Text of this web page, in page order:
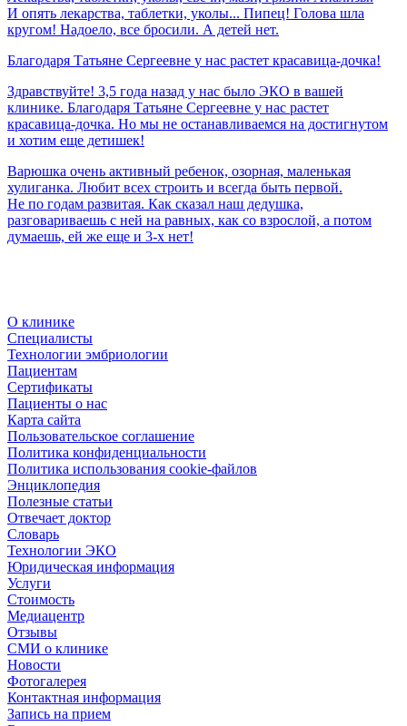
И опять лекарства, таблетки, уколы... Пипец! Голова шла
кругом! Надоело, все бросили. А детей нет.
Благодаря Татьяне Сергеевне у нас растет красавица-дочка!
Здравствуйте! 3,5 года назад у нас было ЭКО в вашей
клинике. Благодаря Татьяне Сергеевне у нас растет
красавица-дочка. Но мы не останавливаемся на достигнутом
и хотим еще детишек!
Варюшка очень активный ребенок, озорная, маленькая
хулиганка. Любит всех строить и всегда быть первой.
Не по годам развитая. Как сказал наш дедушка,
разговариваешь с ней на равных, как со взрослой, а потом
думаешь, ей же еще и 3-х нет!
О клинике
Специалисты
Технологии эмбриологии
Пациентам
Сертификаты
Пациенты о нас
Карта сайта
Пользовательское соглашение
Политика конфиденциальности
Политика использования cookie-файлов
Энциклопедия
Полезные статьи
Отвечает доктор
Словарь
Технологии ЭКО
Юридическая информация
Услуги
Стоимость
Медиацентр
Отзывы
СМИ о клинике
Новости
Фотогалерея
Контактная информация
Запись на прием